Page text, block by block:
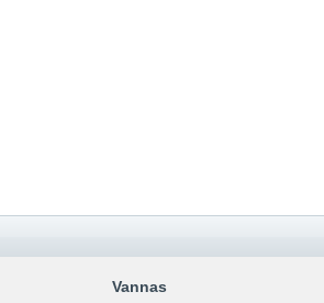
Vannas